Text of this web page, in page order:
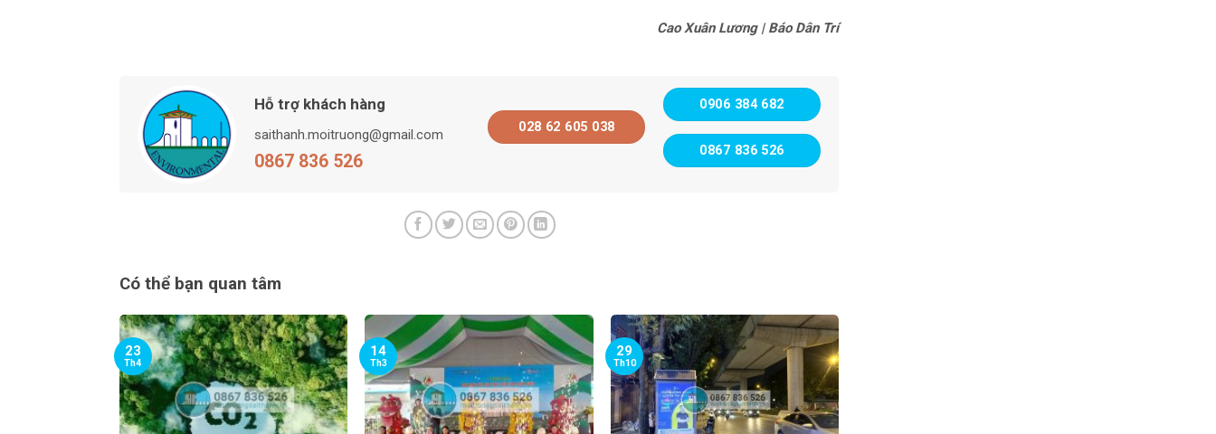
Cao Xuân Lương | Báo Dân Trí
Hỗ trợ khách hàng
saithanh.moitruong@gmail.com
0867 836 526
028 62 605 038
0906 384 682
0867 836 526
Có thể bạn quan tâm
23
Th4
14
Th3
29
Th10